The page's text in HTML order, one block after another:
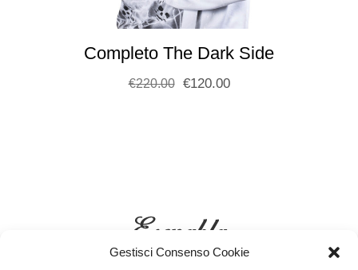
Gestisci Consenso Cookie
Completo The Dark Side
€220.00 €120.00